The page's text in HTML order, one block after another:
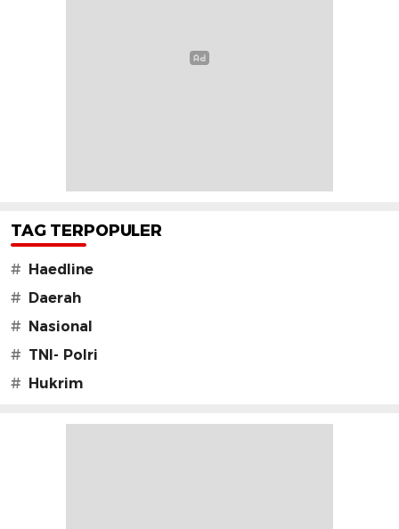
TAG TERPOPULER
# Haedline
# Daerah
# Nasional
# TNI- Polri
# Hukrim